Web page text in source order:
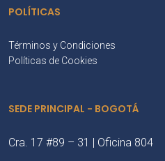
POLÍTICAS
Términos y Condiciones
Políticas de Cookies
SEDE PRINCIPAL - BOGOTÁ
Cra. 17 #89 – 31 | Oficina 804